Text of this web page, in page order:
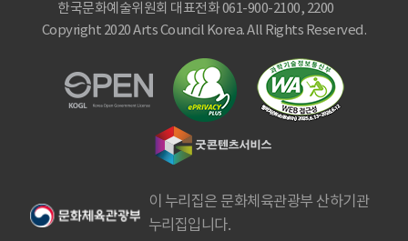
한국문화예술위원회 대표전화 061-900-2100, 2200
Copyright 2020 Arts Council Korea. All Rights Reserved.
이 누리집은 문화체육관광부 산하기관
누리집입니다.